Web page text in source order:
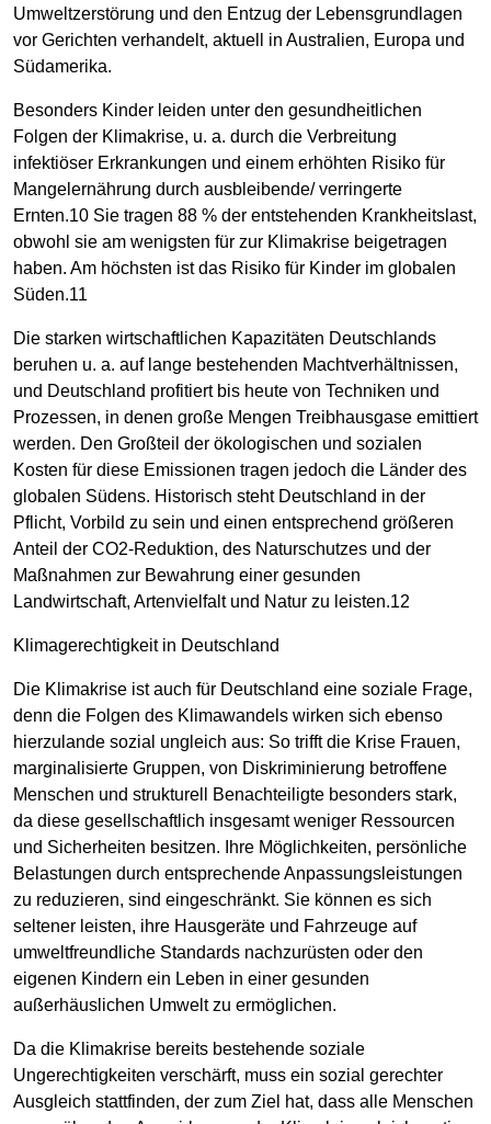
Umweltzerstörung und den Entzug der Lebensgrundlagen
vor Gerichten verhandelt, aktuell in Australien, Europa und
Südamerika.
Besonders Kinder leiden unter den gesundheitlichen
Folgen der Klimakrise, u. a. durch die Verbreitung
infektiöser Erkrankungen und einem erhöhten Risiko für
Mangelernährung durch ausbleibende/ verringerte
Ernten.10 Sie tragen 88 % der entstehenden Krankheitslast,
obwohl sie am wenigsten für zur Klimakrise beigetragen
haben. Am höchsten ist das Risiko für Kinder im globalen
Süden.11
Die starken wirtschaftlichen Kapazitäten Deutschlands
beruhen u. a. auf lange bestehenden Machtverhältnissen,
und Deutschland profitiert bis heute von Techniken und
Prozessen, in denen große Mengen Treibhausgase emittiert
werden. Den Großteil der ökologischen und sozialen
Kosten für diese Emissionen tragen jedoch die Länder des
globalen Südens. Historisch steht Deutschland in der
Pflicht, Vorbild zu sein und einen entsprechend größeren
Anteil der CO2-Reduktion, des Naturschutzes und der
Maßnahmen zur Bewahrung einer gesunden
Landwirtschaft, Artenvielfalt und Natur zu leisten.12
Klimagerechtigkeit in Deutschland
Die Klimakrise ist auch für Deutschland eine soziale Frage,
denn die Folgen des Klimawandels wirken sich ebenso
hierzulande sozial ungleich aus: So trifft die Krise Frauen,
marginalisierte Gruppen, von Diskriminierung betroffene
Menschen und strukturell Benachteiligte besonders stark,
da diese gesellschaftlich insgesamt weniger Ressourcen
und Sicherheiten besitzen. Ihre Möglichkeiten, persönliche
Belastungen durch entsprechende Anpassungsleistungen
zu reduzieren, sind eingeschränkt. Sie können es sich
seltener leisten, ihre Hausgeräte und Fahrzeuge auf
umweltfreundliche Standards nachzurüsten oder den
eigenen Kindern ein Leben in einer gesunden
außerhäuslichen Umwelt zu ermöglichen.
Da die Klimakrise bereits bestehende soziale
Ungerechtigkeiten verschärft, muss ein sozial gerechter
Ausgleich stattfinden, der zum Ziel hat, dass alle Menschen